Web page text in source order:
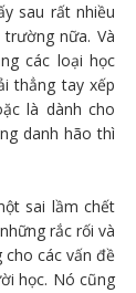
sau rất nhiều
nữa. Và
các loại học
thẳng tay xếp
là dành cho
danh hão thì
sai lầm chết
rắc rối và
các vấn đề
học. Nó cũng